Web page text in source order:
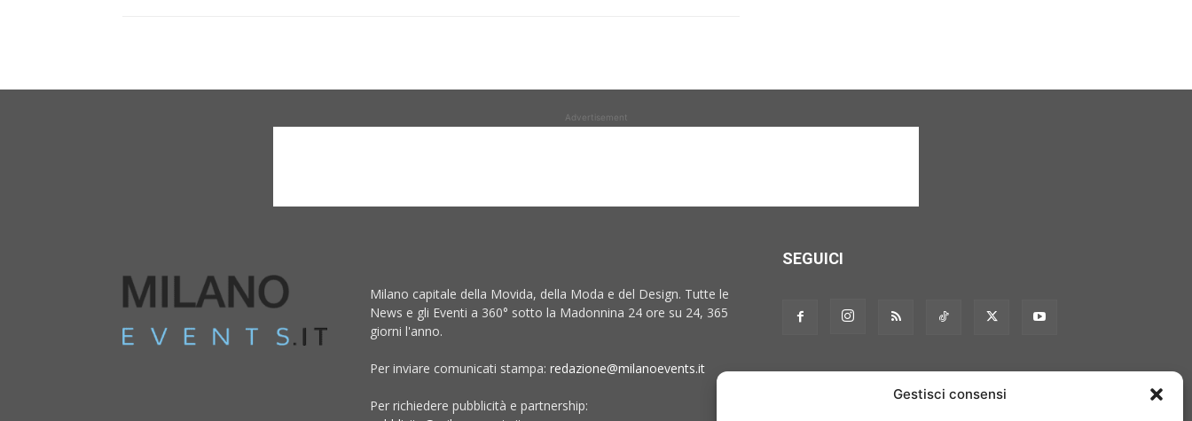
Gestisci consensi
Advertisement
Milano capitale della Movida, della Moda e del Design. Tutte le
News e gli Eventi a 360° sotto la Madonnina 24 ore su 24, 365
giorni l'anno.
Per inviare comunicati stampa: redazione@milanoevents.it
Per richiedere pubblicità e partnership:
SEGUICI